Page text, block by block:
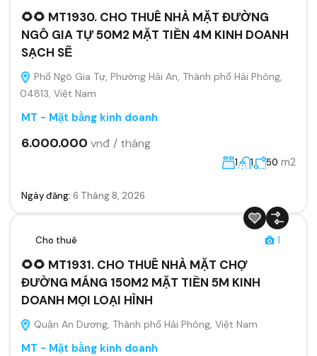
🌻🌻 MT1930. CHO THUÊ NHÀ MẶT ĐƯỜNG
NGÔ GIA TỰ 50M2 MẶT TIỀN 4M KINH DOANH
SẠCH SẼ
Phố Ngô Gia Tự, Phường Hải An, Thành phố Hải Phòng,
04813, Việt Nam
MT - Mặt bằng kinh doanh
6.000.000 vnđ / tháng
1 1 50 m2
Ngày đăng: 6 Tháng 8, 2026
Cho thuê 1
🌻🌻 MT1931. CHO THUÊ NHÀ MẶT CHỢ
ĐƯỜNG MÁNG 150M2 MẶT TIỀN 5M KINH
DOANH MỌI LOẠI HÌNH
Quận An Dương, Thành phố Hải Phòng, Việt Nam
MT - Mặt bằng kinh doanh